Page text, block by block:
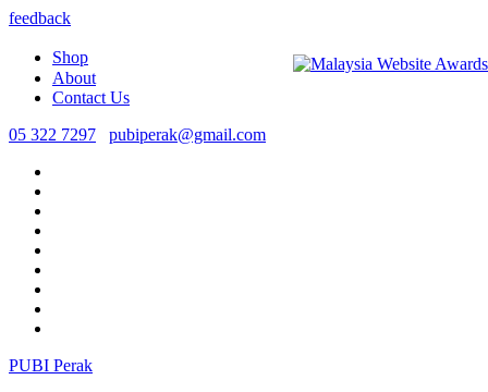
feedback
Shop
About
Contact Us
05 322 7297
pubiperak@gmail.com
PUBI Perak